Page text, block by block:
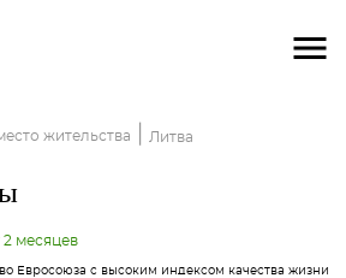
жительства Литва
месяцев
Евросоюза с высоким индексом качества жизни